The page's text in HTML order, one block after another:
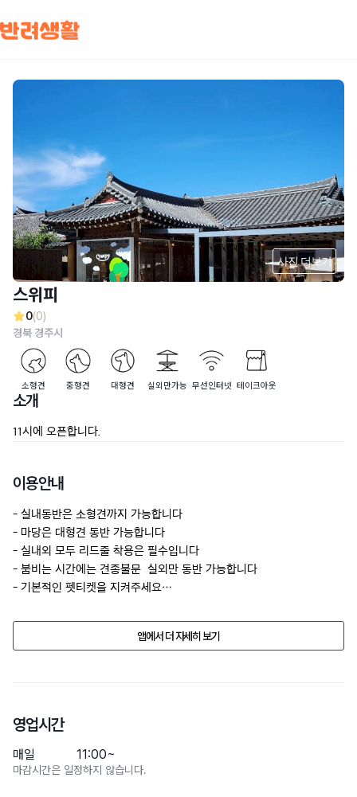
사진 더보기
스위피
0(0)
경북 경주시
소형견 중형견 대형견 실외만가능 무선인터넷 테이크아웃
소개
11시에 오픈합니다.
이용안내
- 실내동반은 소형견까지 가능합니다
- 마당은 대형견 동반 가능합니다
- 실내외 모두 리드줄 착용은 필수입니다
- 붐비는 시간에는 견종불문  실외만 동반 가능합니다
- 기본적인 펫티켓을 지켜주세요
업소의 사정으로 반려동물 동반 여부, 가격, 시설물의 정보가 예고없이
앱에서 더 자세히 보기
영업시간
매일 11:00~
마감시간은 일정하지 않습니다.